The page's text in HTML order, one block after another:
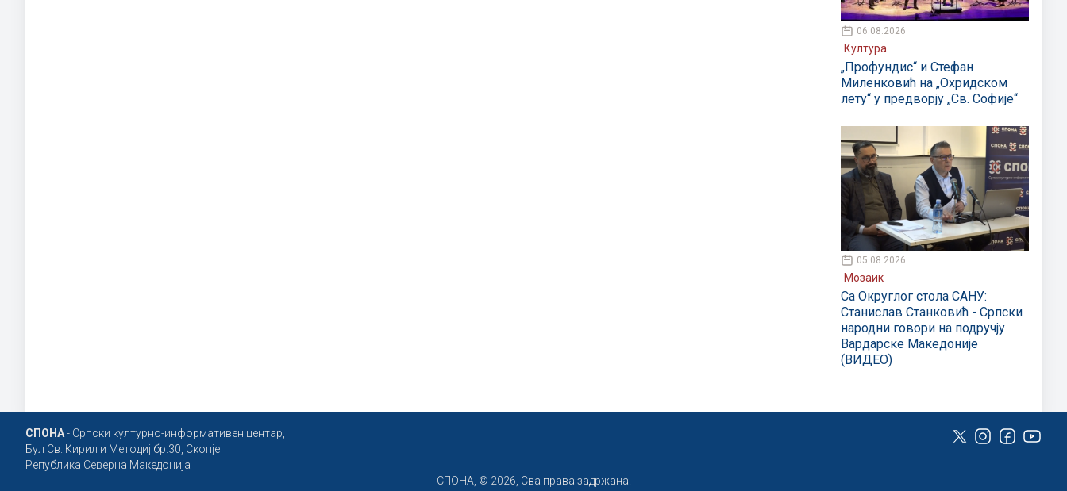
06.08.2026
Култура
„Профундис“ и Стефан
Миленковић на „Охридском
лету“ у предворју „Св. Софије“
05.08.2026
Мозаик
Са Округлог стола САНУ:
Станислав Станковић - Српски
народни говори на подручју
Вардарске Македоније
(ВИДЕО)
СПОНА- Српски културно-информативен центар,
Бул Св. Кирил и Методиј бр.30, Скопје
Република Северна Македонија
СПОНА, © 2026, Сва права задржана.